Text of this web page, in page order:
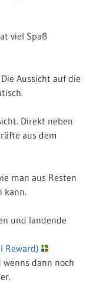
viel Spaß
Aussicht auf die
Direkt neben
aus dem
man aus Resten
kann.
und landende
Reward)
dann noch